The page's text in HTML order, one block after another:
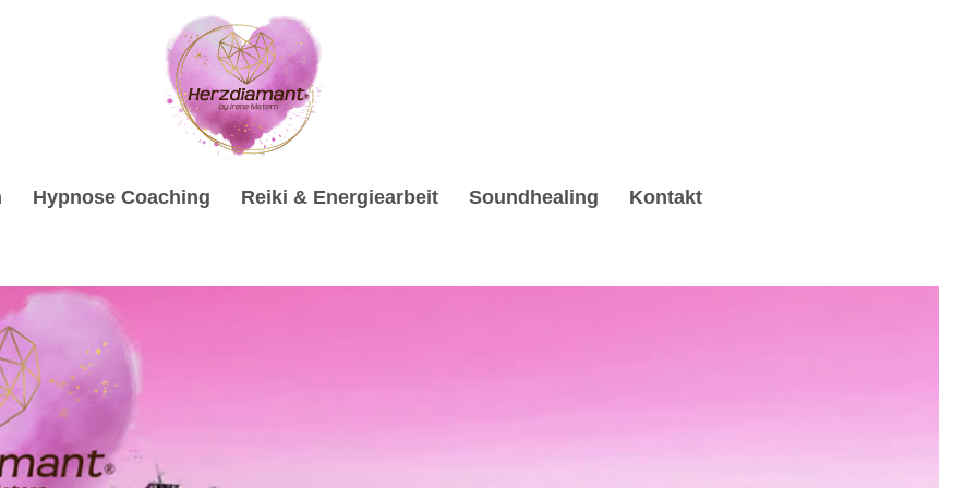
Hypnose Coaching Reiki & Energiearbeit Soundhealing Kontakt
Beratung und ✓Soundhealing & Reiki, Hypnose, Gesprächstherapie, Psychotherapie Alternative.
✓Hypnose, ✓Soundhealing & Reiki oder ✓Psychotherapie Alternative für 71573 Allmersbach (Tal) bei 💓️
Ihre Vision ist unsere Mission ✉.